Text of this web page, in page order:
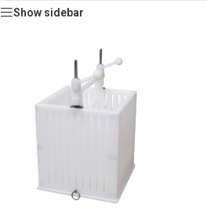
Show sidebar